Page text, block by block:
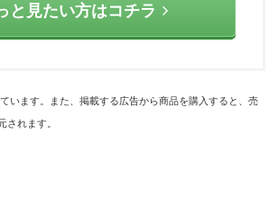
と見たい方はコチラ
います。また、掲載する広告から商品を購入すると、売
されます。